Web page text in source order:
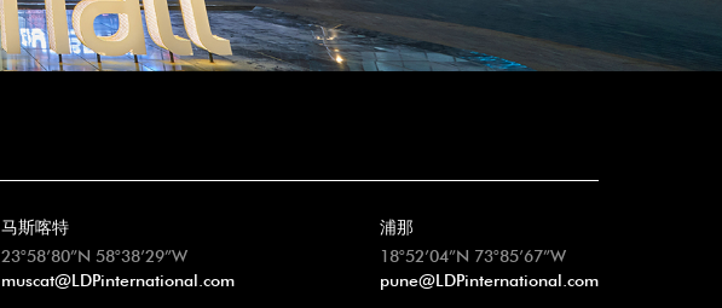
马斯喀特
23°58’80”N 58°38’29”W
muscat@LDPinternational.com
浦那
18°52’04”N 73°85’67”W
pune@LDPinternational.com